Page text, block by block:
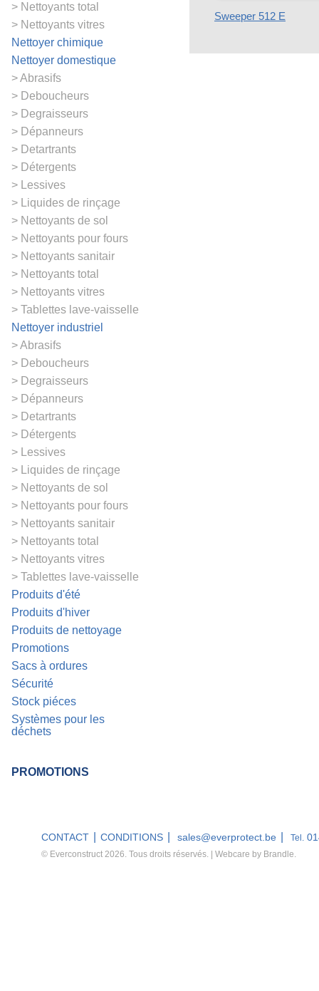
Sweeper 512 E
Nettoyants total
Nettoyants vitres
Nettoyer chimique
Nettoyer domestique
Abrasifs
Deboucheurs
Degraisseurs
Dépanneurs
Detartrants
Détergents
Lessives
Liquides de rinçage
Nettoyants de sol
Nettoyants pour fours
Nettoyants sanitair
Nettoyants total
Nettoyants vitres
Tablettes lave-vaisselle
Nettoyer industriel
Abrasifs
Deboucheurs
Degraisseurs
Dépanneurs
Detartrants
Détergents
Lessives
Liquides de rinçage
Nettoyants de sol
Nettoyants pour fours
Nettoyants sanitair
Nettoyants total
Nettoyants vitres
Tablettes lave-vaisselle
Produits d'été
Produits d'hiver
Produits de nettoyage
Promotions
Sacs à ordures
Sécurité
Stock piéces
Systèmes pour les
déchets
PROMOTIONS
CONTACT CONDITIONS sales@everprotect.be Tel.
© Everconstruct 2026. Tous droits réservés. | Webcare by Brandle.